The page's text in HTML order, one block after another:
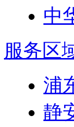
中
服务区
浦
静